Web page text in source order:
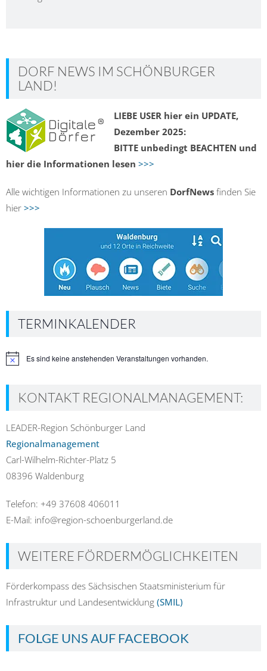
DORF NEWS IM SCHÖNBURGER
LAND!
LIEBE USER hier ein UPDATE,
Dezember 2025:
BITTE unbedingt BEACHTEN und
hier die Informationen lesen >>>
Alle wichtigen Informationen zu unseren DorfNews finden Sie
hier >>>
TERMINKALENDER
HinweisEs sind keine anstehenden Veranstaltungen vorhanden.
KONTAKT REGIONALMANAGEMENT:
LEADER-Region Schönburger Land
Regionalmanagement
Carl-Wilhelm-Richter-Platz 5
08396 Waldenburg
Telefon: +49 37608 406011
E-Mail: info@region-schoenburgerland.de
WEITERE FÖRDERMÖGLICHKEITEN
Förderkompass des Sächsischen Staatsministerium für
Infrastruktur und Landesentwicklung (SMIL)
FOLGE UNS AUF FACEBOOK